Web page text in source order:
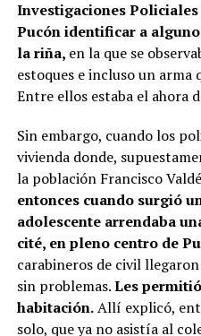
Investigaciones Policiales
Pucón identificar a
la riña, en la que se
estoques e incluso un arma
Entre ellos estaba el ahora
Sin embargo, cuando los
vivienda donde,
la población Francisco
entonces cuando surgió
adolescente arrendaba
cité, en pleno centro de
carabineros de civil
sin problemas.Les
habitación.Allí explicó,
solo, que ya no asistía al